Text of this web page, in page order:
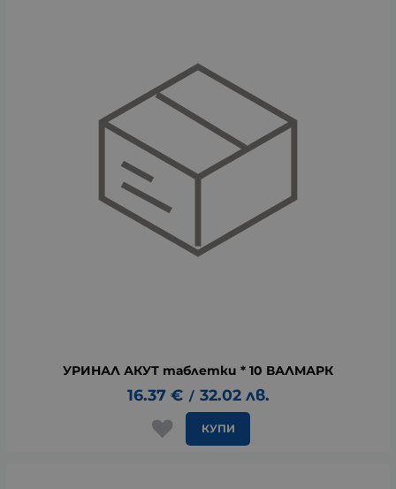
УРИНАЛ АКУТ таблетки * 10 ВАЛМАРК
16.37 € / 32.02 лв.
КУПИ